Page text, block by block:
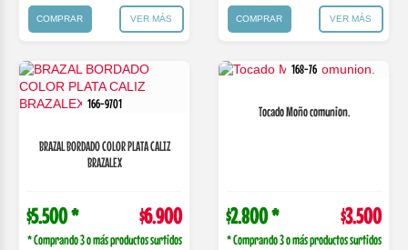
COMPRAR VER MÁS COMPRAR VER MÁS
166-9701
BRAZAL BORDADO COLOR PLATA CALIZ
BRAZALEX
$5.500 * $6.900
* Comprando 3 o más productos surtidos
168-76
Tocado Moño comunion.
$2.800 * $3.500
* Comprando 3 o más productos surtidos